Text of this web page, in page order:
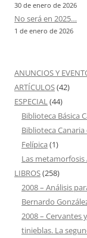
30 de enero de 2026
No será en 2025…
1 de enero de 2026
ANUNCIOS Y
ARTÍCULOS(42)
ESPECIAL(44)
Biblioteca Básica
Biblioteca
Felípica (1)
Las
LIBROS(258)
2008 – Análisis
Bernardo
2008 – Cervantes
tinieblas. La